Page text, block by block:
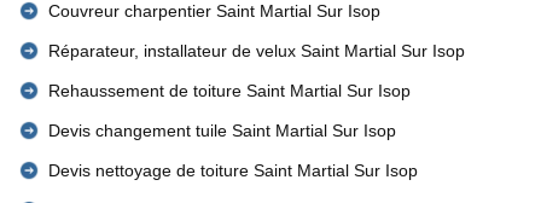
Couvreur charpentier Saint Martial Sur Isop
Réparateur, installateur de velux Saint Martial Sur Isop
Rehaussement de toiture Saint Martial Sur Isop
Devis changement tuile Saint Martial Sur Isop
Devis nettoyage de toiture Saint Martial Sur Isop